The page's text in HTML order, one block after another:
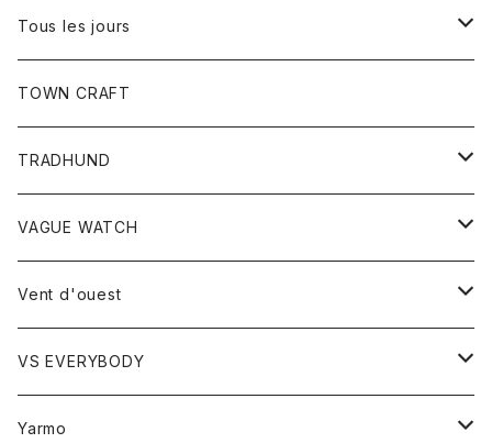
Tシャツ
Tous les jours
トップス
レディース
カットソー
TOWN CRAFT
TRADHUND
セーター
ベスト
VAGUE WATCH
時計
Vent d'ouest
ボトム
スカート
トップス
VS EVERYBODY
トップス
Yarmo